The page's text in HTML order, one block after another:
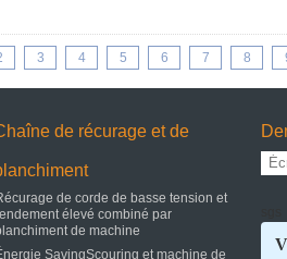
3 4 5 6 7 8
de récurage et de
de corde de basse tension et
élevé combiné par
de machine
SavingScouring et machine de